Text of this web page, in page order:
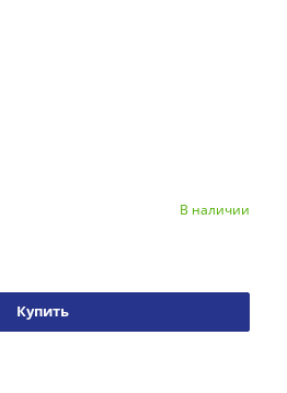
В наличии
Купить